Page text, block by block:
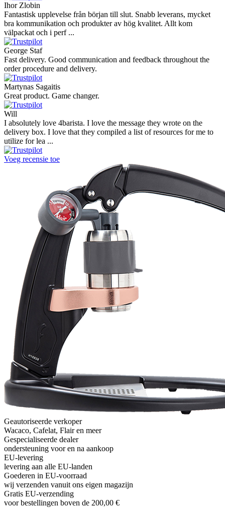
Ihor Zlobin
Fantastisk upplevelse från början till slut. Snabb leverans, mycket
bra kommunikation och produkter av hög kvalitet. Allt kom
välpackat och i perf ...
George Staf
Fast delivery. Good communication and feedback throughout the
order procedure and delivery.
Martynas Sagaitis
Great product. Game changer.
Will
I absolutely love 4barista. I love the message they wrote on the
delivery box. I love that they compiled a list of resources for me to
utilize for lea ...
Voeg recensie toe
Geautoriseerde verkoper
Wacaco, Cafelat, Flair en meer
Gespecialiseerde dealer
ondersteuning voor en na aankoop
EU-levering
levering aan alle EU-landen
Goederen in EU-voorraad
wij verzenden vanuit ons eigen magazijn
Gratis EU-verzending
voor bestellingen boven de 200,00 €